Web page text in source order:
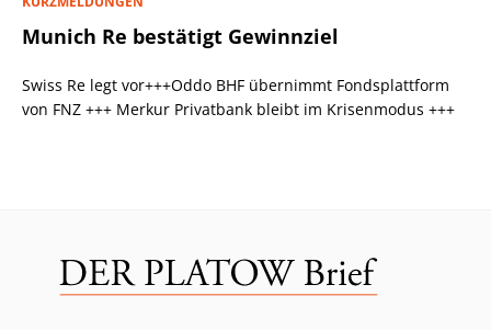
Munich Re bestätigt Gewinnziel
Swiss Re legt vor+++Oddo BHF übernimmt Fondsplattform
von FNZ +++ Merkur Privatbank bleibt im Krisenmodus +++